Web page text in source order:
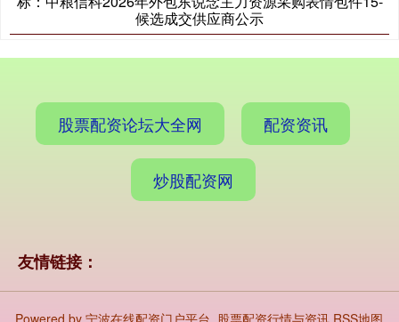
候选成交供应商公示
股票配资论坛大全网 配资资讯
炒股配资网
友情链接：
Powered by宁波在线配资门户平台_股票配资行情与资讯 RSS地图